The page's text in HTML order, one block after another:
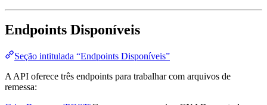
Endpoints Disponíveis
Seção intitulada “Endpoints Disponíveis”
A API oferece três endpoints para trabalhar com arquivos de
remessa: